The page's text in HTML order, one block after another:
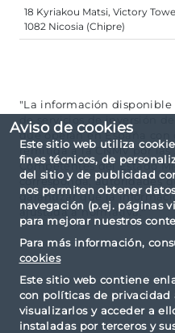
Aviso de cookies
Este sitio web utiliza
fines técnicos, de
del sitio y de publicidad
nos permiten obtener
navegación (p.ej. páginas
para mejorar nuestros
Para más información,
cookies
Este sitio web contiene
con políticas de privacidad
visualizarlos y acceder a
instaladas por terceros y
18 Kyriakou Matsi, Victory
1082 Nicosia (Chipre)
"La información disponible
de servicios de inversión
que operan en España con
remitida a la CNMV por
Competentes del Estado
corresponda, autoridades
garantizar que la
ajustada a normativa."